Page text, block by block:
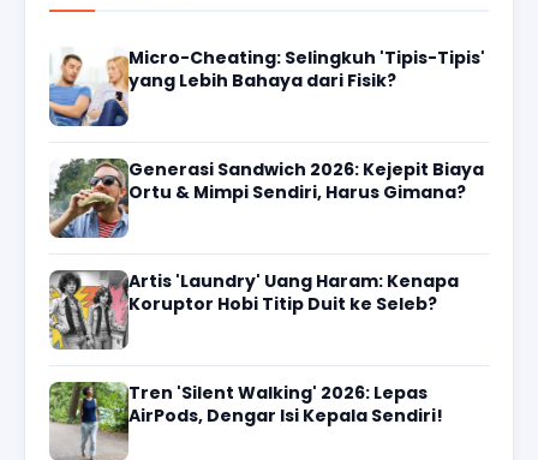
Micro-Cheating: Selingkuh 'Tipis-Tipis'
yang Lebih Bahaya dari Fisik?
Generasi Sandwich 2026: Kejepit Biaya
Ortu & Mimpi Sendiri, Harus Gimana?
Artis 'Laundry' Uang Haram: Kenapa
Koruptor Hobi Titip Duit ke Seleb?
Tren 'Silent Walking' 2026: Lepas
AirPods, Dengar Isi Kepala Sendiri!